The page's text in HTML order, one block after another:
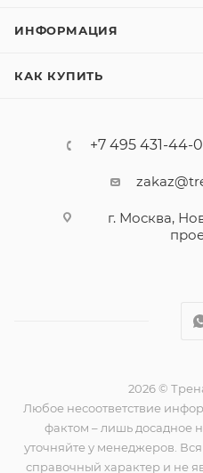
ИНФОРМАЦИЯ
КАК КУПИТЬ
+7 495 431-44-
г. Москва,
2026 ©
Любое несоответствие
фактом – лишь досадное
уточняйте у менеджеров.
справочный характер и не